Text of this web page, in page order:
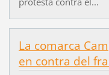
La comarca
en contra del